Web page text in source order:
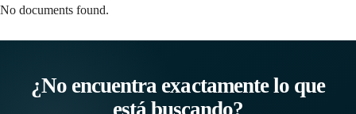
No documents found.
¿No encuentra exactamente lo que
está buscando?